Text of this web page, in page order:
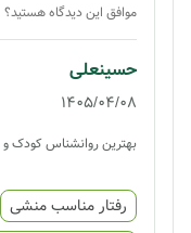
موافق این دیدگاه هستید؟
حسینعلی
1405/04/08
بهترین روانشناس کودک
رفتار مناسب منشی